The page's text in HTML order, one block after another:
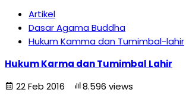
Artikel
Dasar Agama Buddha
Hukum Kamma dan Tumimbal-lahir
Hukum Karma dan Tumimbal Lahir
22 Feb 2016
8.596 views